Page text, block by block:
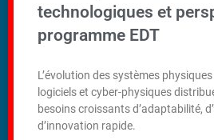
technologiques et
programme EDT
L’évolution des systèmes
logiciels et cyber-physiques
besoins croissants d’adaptabilité,
d’innovation rapide.